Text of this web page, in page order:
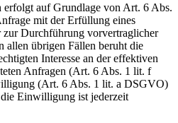
erfolgt auf Grundlage von Art. 6 Abs.
mit der Erfüllung eines
zur Durchführung vorvertraglicher
allen übrigen Fällen beruht die
Interesse an der effektiven
Anfragen (Art. 6 Abs. 1 lit. f
(Art. 6 Abs. 1 lit. a DSGVO)
Einwilligung ist jederzeit